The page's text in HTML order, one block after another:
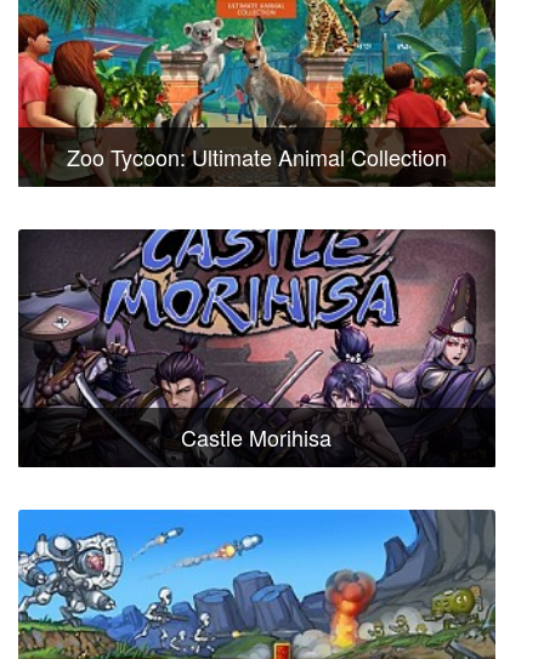
Zoo Tycoon: Ultimate Animal Collection
Castle Morihisa